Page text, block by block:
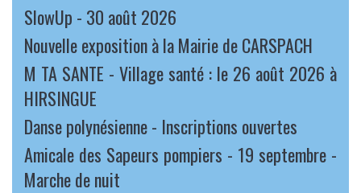
SlowUp - 30 août 2026
Nouvelle exposition à la Mairie de CARSPACH
M TA SANTE - Village santé : le 26 août 2026 à
HIRSINGUE
Danse polynésienne - Inscriptions ouvertes
Amicale des Sapeurs pompiers - 19 septembre -
Marche de nuit